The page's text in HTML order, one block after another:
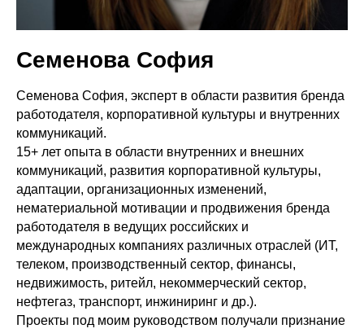
Семенова София
Семенова София, эксперт в области развития бренда
работодателя, корпоративной культуры и внутренних
коммуникаций.
15+ лет опыта в области внутренних и внешних
коммуникаций, развития корпоративной культуры,
адаптации, организационных изменений,
нематериальной мотивации и продвижения бренда
работодателя в ведущих российских и
международных компаниях различных отраслей (ИТ,
телеком, производственный сектор, финансы,
недвижимость, ритейл, некоммерческий сектор,
нефтегаз, транспорт, инжиниринг и др.).
Проекты под моим руководством получали признание